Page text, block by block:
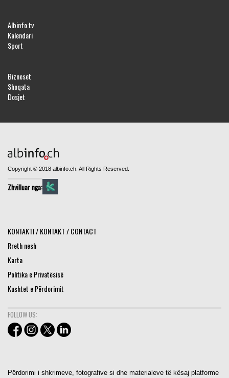
Albinfo.tv
Kalendari
Sport
Bizneset
Shoqata
Dosjet
Copyright © 2018 albinfo.ch. All Rights Reserved.
Zhvilluar nga:
KONTAKTI / KONTAKT / CONTACT
Rreth nesh
Karta
Politika e Privatësisë
Kushtet e Përdorimit
FOLLOW US:
Përdorimi i shkrimeve, fotografive si dhe materialeve të kësaj platforme